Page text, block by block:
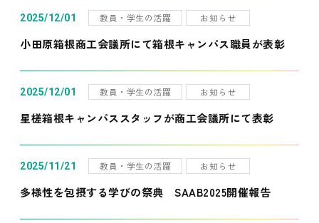
2025/12/01 教員・学生の活躍 お知らせ
小田原箱根商工会議所にて箱根キャンパス職員が表彰
2025/12/01 教員・学生の活躍 お知らせ
星槎箱根キャンパススタッフが商工会議所にて表彰
2025/11/21 教員・学生の活躍 お知らせ
多様性を包摂する学びの祭典 SAAB2025開催報告